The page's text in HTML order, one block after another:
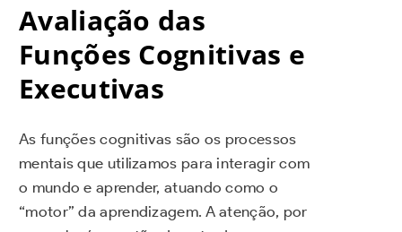
Avaliação das
Funções Cognitivas e
Executivas
As funções cognitivas são os processos
mentais que utilizamos para interagir com
o mundo e aprender, atuando como o
“motor” da aprendizagem. A atenção, por